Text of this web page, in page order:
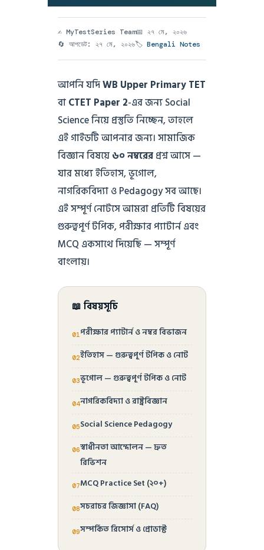
✍️ MyTestSeries Team📅 ২৭ মে, ২০২৬
🔄 আপডেট: ২৭ মে, ২০২৬🏷️Bengali Notes
আপনি যদিWB Upper Primary TET
বাCTET Paper 2-এর জন্য Social
Science নিয়ে প্রস্তুতি নিচ্ছেন, তাহলে
এই গাইডটি আপনার জন্য। সামাজিক
বিজ্ঞান বিষয়ে৬০ নম্বরেরপ্রশ্ন আসে —
যার মধ্যে ইতিহাস, ভূগোল,
নাগরিকবিদ্যা ও Pedagogy সব আছে।
এই সম্পূর্ণ নোটসে আমরা প্রতিটি বিষয়ের
গুরুত্বপূর্ণ টপিক, পরীক্ষার প্যাটার্ন এবং
MCQ একসাথে দিয়েছি — সম্পূর্ণ
বাংলায়।
📖 বিষয়সূচি
পরীক্ষার প্যাটার্ন ও নম্বর বিভাজন
ইতিহাস — গুরুত্বপূর্ণ টপিক ও নোট
ভূগোল — গুরুত্বপূর্ণ টপিক ও নোট
নাগরিকবিদ্যা ও রাষ্ট্রবিজ্ঞান
Social Science Pedagogy
স্বাধীনতা আন্দোলন — দ্রুত
রিভিশন
MCQ Practice Set (২০+)
সচরাচর জিজ্ঞাসা (FAQ)
সম্পর্কিত রিসোর্স ও প্রোডাক্ট